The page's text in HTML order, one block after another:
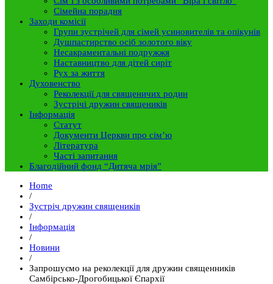
Сімейна порадня
Заходи комісії
Групи зустрічей для сімей усиновителів та опікунів
Душпастирство осіб золотого віку
Несакраментальні подружжя
Наставництво для дітей сиріт
Рух за життя
Духовенство
Реколекції для священичих родин
Зустрічі дружин священиків
Інформація
Статут
Документи Церкви про сім’ю
Література
Часті запитання
Благодійний фонд “Дитяча мрія”
Home
/
Зустріч дружин священиків
/
Інформація
/
Новини
/
Запрошуємо на реколекції для дружин священників
Самбірсько-Дрогобицької Єпархії